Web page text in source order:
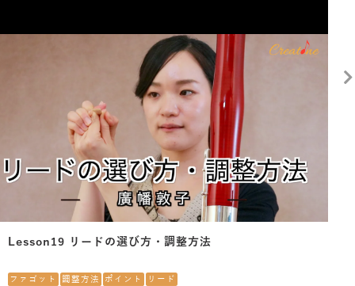
Lesson19 リードの選び方・調整方法
ファゴット 調整方法 ポイント リード